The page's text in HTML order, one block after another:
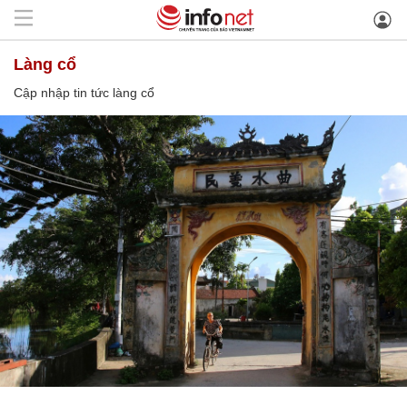
làng cổ
Cập nhập tin tức làng cổ